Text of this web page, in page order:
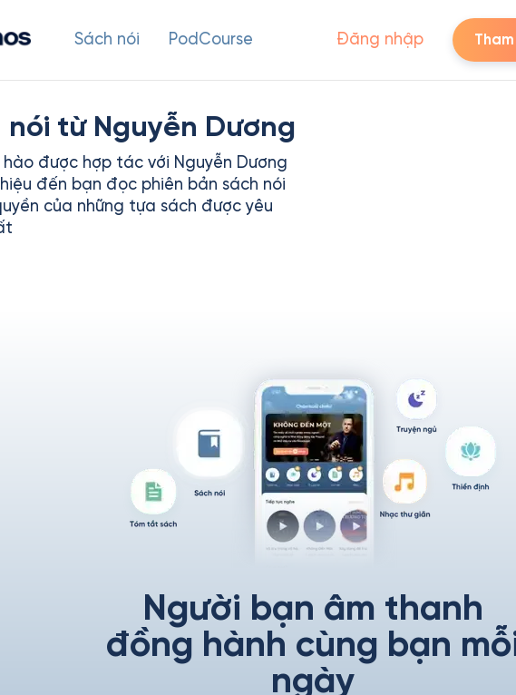
Sách nói PodCourse Đăng nhập
nói từ Nguyễn Dương
hào được hợp tác với Nguyễn Dương
đến bạn đọc phiên bản sách nói
của những tựa sách được yêu
Người bạn âm thanh
đồng hành cùng bạn
ngày